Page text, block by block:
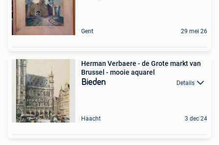
Gent 29 mei 26
Herman Verbaere - de Grote markt van
Brussel - mooie aquarel
Bieden Details
Haacht 3 dec 24